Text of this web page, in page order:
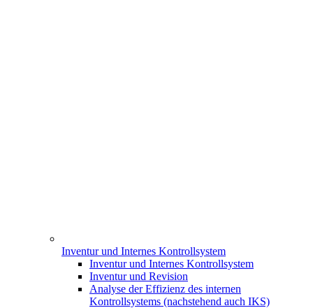
Inventur und Internes Kontrollsystem
Inventur und Internes Kontrollsystem
Inventur und Revision
Analyse der Effizienz des internen
Kontrollsystems (nachstehend auch IKS)